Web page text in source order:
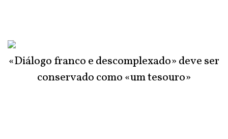
«Diálogo franco e descomplexado» deve ser
conservado como «um tesouro»